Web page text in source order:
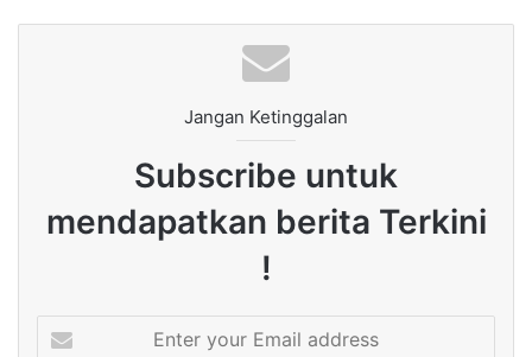
Jangan Ketinggalan
Subscribe untuk
mendapatkan berita Terkini
!
your